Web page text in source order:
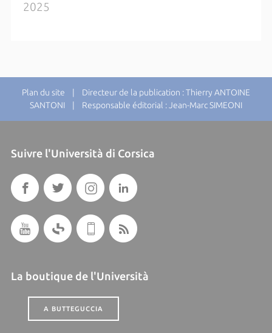
2025
Plan du site | Directeur de la publication : Thierry ANTOINE
SANTONI | Responsable éditorial : Jean-Marc SIMEONI
Suivre l'Università di Corsica
La boutique de l'Università
A BUTTEGUCCIA